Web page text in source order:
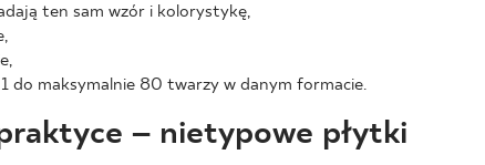
ten sam wzór i kolorystykę,
do maksymalnie 80 twarzy w danym formacie.
– nietypowe płytki